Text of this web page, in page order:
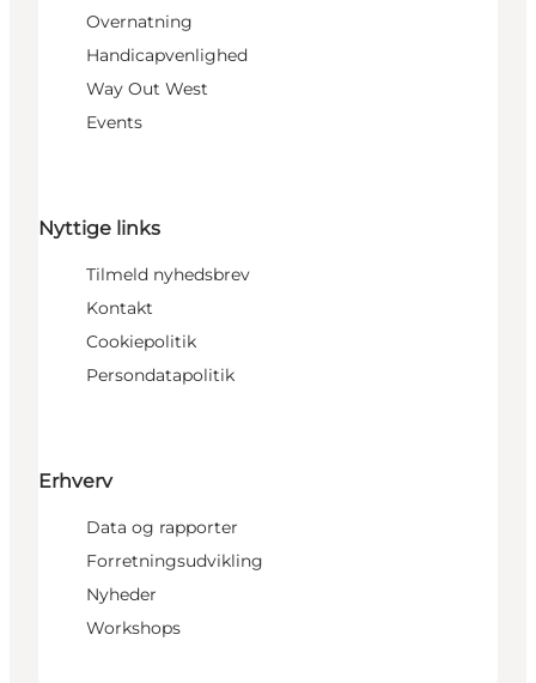
Overnatning
Handicapvenlighed
Way Out West
Events
Nyttige links
Tilmeld nyhedsbrev
Kontakt
Cookiepolitik
Persondatapolitik
Erhverv
Data og rapporter
Forretningsudvikling
Nyheder
Workshops